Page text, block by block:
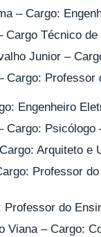
– Cargo:
Técnico
Junior –
Cargo:
Engenheiro
Cargo: Psicólogo
Arquiteto e
Professor
Professor do
Viana – Cargo: